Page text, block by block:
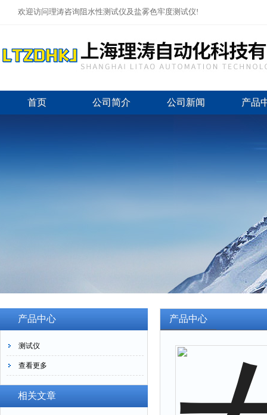
欢迎访问理涛咨询阻水性测试仪及盐雾色牢度测试仪!
首页 公司简介 公司新闻 产品
产品中心
测试仪
查看更多
相关文章
产品中心